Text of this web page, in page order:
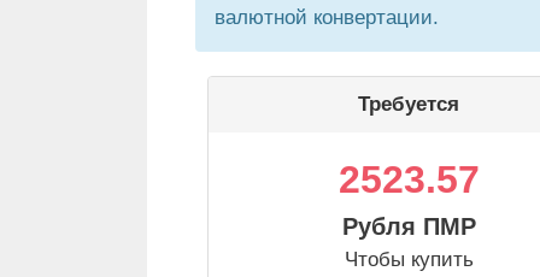
валютной конвертации.
Требуется
2523.57
Рубля ПМР
Чтобы купить